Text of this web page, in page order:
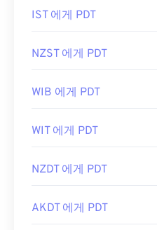
IST 에게 PDT
NZST 에게 PDT
WIB 에게 PDT
WIT 에게 PDT
NZDT 에게 PDT
AKDT 에게 PDT